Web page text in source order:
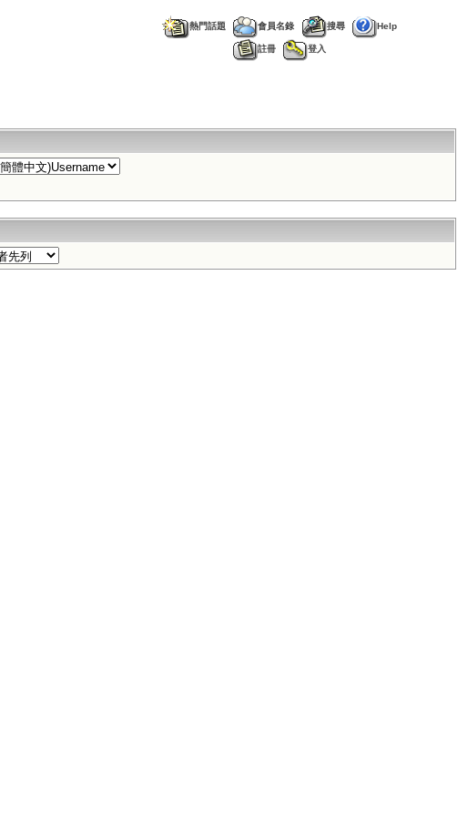
熱門話題 會員名錄 搜尋 Help
註冊 登入